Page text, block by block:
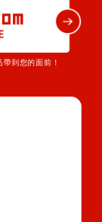
到您的面前！